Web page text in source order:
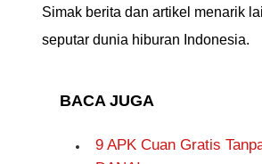
Simak berita dan artikel menarik
seputar dunia hiburan Indonesia.
BACA JUGA
9 APK Cuan Gratis